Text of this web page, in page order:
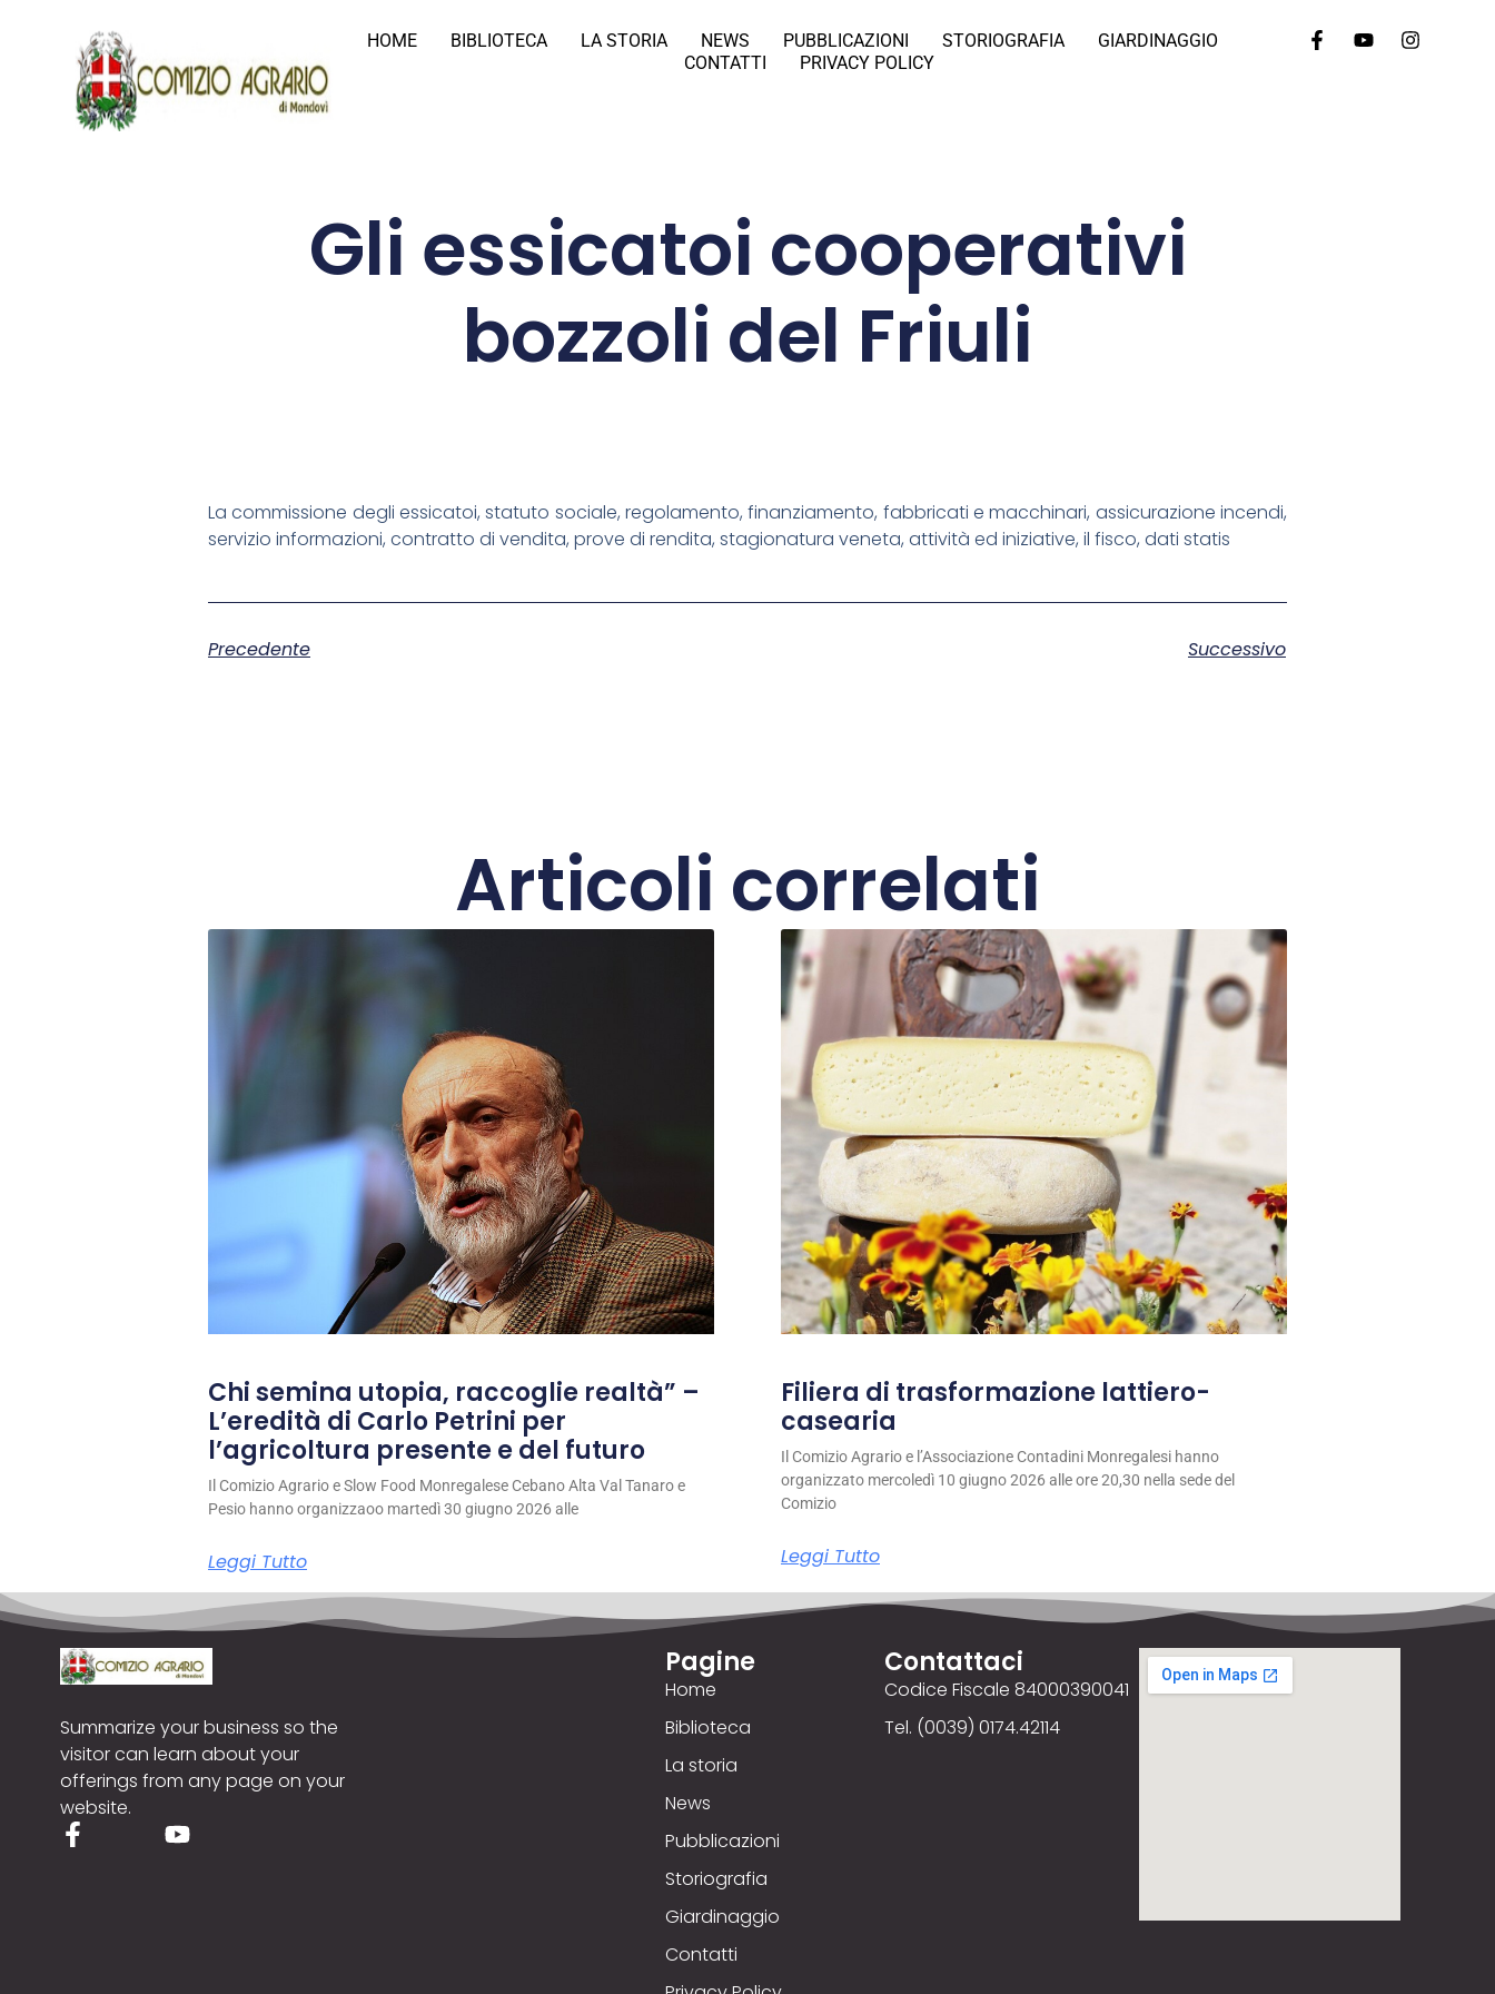
HOME BIBLIOTECA LA STORIA NEWS PUBBLICAZIONI STORIOGRAFIA
GIARDINAGGIO
CONTATTI
PRIVACY POLICY
Gli essicatoi cooperativi
bozzoli del Friuli
La commissione degli essicatoi, statuto sociale, regolamento, finanziamento, fabbricati e macchinari, assicurazione incendi,
servizio informazioni, contratto di vendita, prove di rendita, stagionatura veneta, attività ed iniziative, il fisco, dati statis
Precedente Successivo
Articoli correlati
Chi semina utopia, raccoglie realtà” –
L’eredità di Carlo Petrini per
l’agricoltura presente e del futuro
Il Comizio Agrario e Slow Food Monregalese Cebano Alta Val Tanaro e
Pesio hanno organizzaoo martedì 30 giugno 2026 alle
Leggi Tutto
Filiera di trasformazione lattiero-
casearia
Il Comizio Agrario e l’Associazione Contadini Monregalesi hanno
organizzato mercoledì 10 giugno 2026 alle ore 20,30 nella sede del
Comizio
Leggi Tutto
Summarize your business so the
visitor can learn about your
offerings from any page on your
website.
Pagine
Home
Biblioteca
La storia
News
Pubblicazioni
Storiografia
Giardinaggio
Contatti
Contattaci
Codice Fiscale 84000390041
Tel. (0039) 0174.42114